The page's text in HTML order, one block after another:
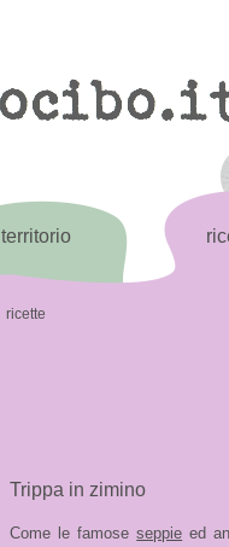
territorio
ricette
Trippa in zimino
Come le famoseseppie ed